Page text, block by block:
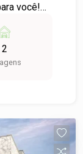
você!
quem
perfeita
da
2